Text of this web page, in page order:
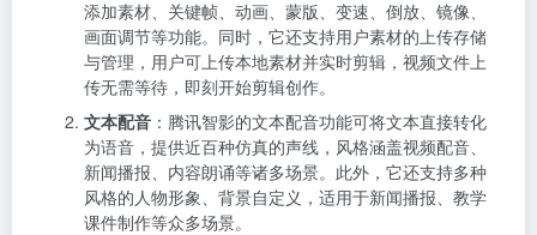
添加素材、关键帧、动画、蒙版、变速、倒放、镜像、
画面调节等功能。同时，它还支持用户素材的上传存储
与管理，用户可上传本地素材并实时剪辑，视频文件上
传无需等待，即刻开始剪辑创作。
文本配音 ：腾讯智影的文本配音功能可将文本直接转化
为语音，提供近百种仿真的声线，风格涵盖视频配音、
新闻播报、内容朗诵等诸多场景。此外，它还支持多种
风格的人物形象、背景自定义，适用于新闻播报、教学
课件制作等众多场景。